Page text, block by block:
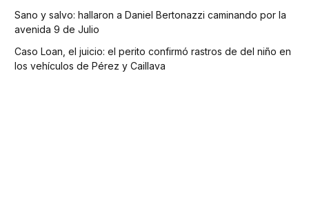
Sano y salvo: hallaron a Daniel Bertonazzi caminando por la
avenida 9 de Julio
Caso Loan, el juicio: el perito confirmó rastros de del niño en
los vehículos de Pérez y Caillava